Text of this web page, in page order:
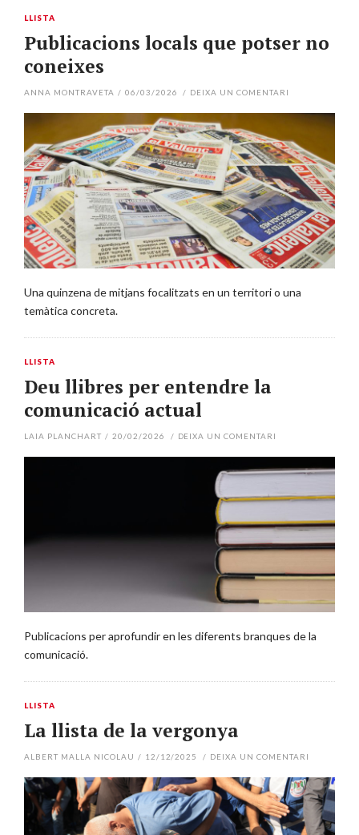
LLISTA
Publicacions locals que potser no
coneixes
ANNA MONTRAVETA / 06/03/2026 / DEIXA UN COMENTARI
Una quinzena de mitjans focalitzats en un territori o una
temàtica concreta.
LLISTA
Deu llibres per entendre la
comunicació actual
LAIA PLANCHART / 20/02/2026 / DEIXA UN COMENTARI
Publicacions per aprofundir en les diferents branques de la
comunicació.
LLISTA
La llista de la vergonya
ALBERT MALLA NICOLAU / 12/12/2025 / DEIXA UN COMENTARI